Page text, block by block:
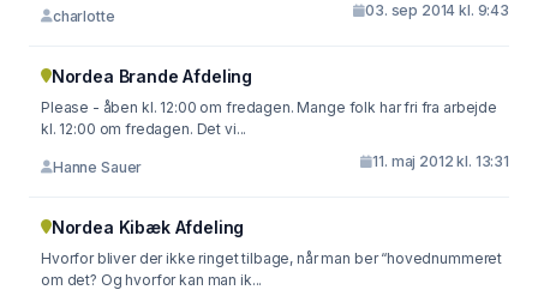
charlotte 03. sep 2014 kl. 9:43
Nordea Brande Afdeling
Please - åben kl. 12:00 om fredagen. Mange folk har fri fra arbejde
kl. 12:00 om fredagen. Det vi...
Hanne Sauer 11. maj 2012 kl. 13:31
Nordea Kibæk Afdeling
Hvorfor bliver der ikke ringet tilbage, når man ber “hovednummeret
om det? Og hvorfor kan man ik...